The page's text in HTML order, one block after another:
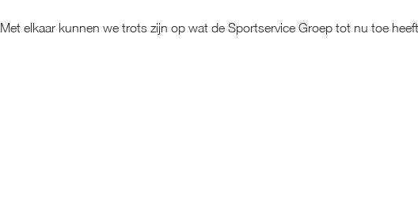
Met elkaar kunnen we trots zijn op wat de Sportservice Groep tot nu toe